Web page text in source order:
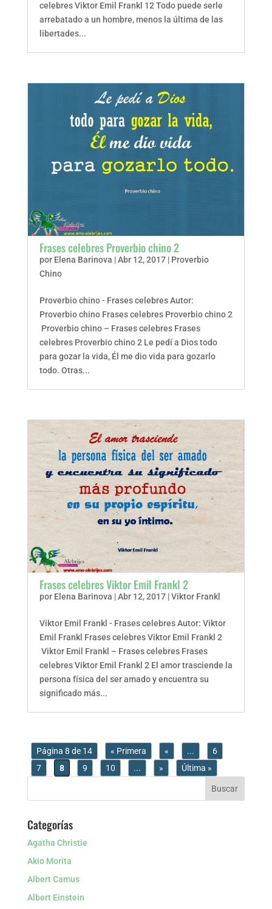
celebres Viktor Emil Frankl 12 Todo puede serle
arrebatado a un hombre, menos la última de las
libertades...
Frases celebres Proverbio chino 2
por Elena Barinova |Abr 12, 2017| Proverbio
Chino
Proverbio chino - Frases celebres Autor:
Proverbio chino Frases celebres Proverbio chino 2
Proverbio chino – Frases celebres Frases
celebres Proverbio chino 2 Le pedí a Dios todo
para gozar la vida, Él me dio vida para gozarlo
todo. Otras...
Frases celebres Viktor Emil Frankl 2
por Elena Barinova |Abr 12, 2017|Viktor Frankl
Viktor Emil Frankl - Frases celebres Autor: Viktor
Emil Frankl Frases celebres Viktor Emil Frankl 2
Viktor Emil Frankl – Frases celebres Frases
celebres Viktor Emil Frankl 2 El amor trasciende la
persona física del ser amado y encuentra su
significado más...
Página 8 de 14 « Primera « ...
6
7
8 9 10 ... » Última »
Categorías
Agatha Christie
Akio Morita
Albert Camus
Albert Einstein